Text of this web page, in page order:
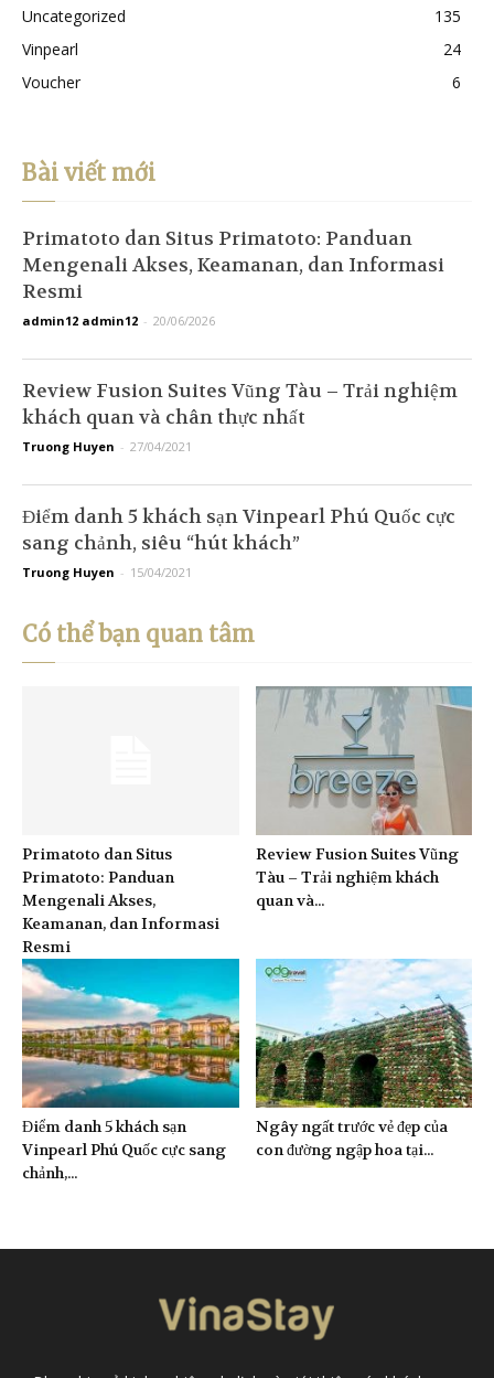
Uncategorized
135
Vinpearl
24
Voucher
6
Bài viết mới
Primatoto dan Situs Primatoto: Panduan
Mengenali Akses, Keamanan, dan Informasi
Resmi
admin12 admin12 - 20/06/2026
Review Fusion Suites Vũng Tàu – Trải nghiệm
khách quan và chân thực nhất
Truong Huyen - 27/04/2021
Điểm danh 5 khách sạn Vinpearl Phú Quốc cực
sang chảnh, siêu “hút khách”
Truong Huyen - 15/04/2021
Có thể bạn quan tâm
Primatoto dan Situs
Primatoto: Panduan
Mengenali Akses,
Keamanan, dan Informasi
Resmi
Review Fusion Suites Vũng
Tàu – Trải nghiệm khách
quan và...
Điểm danh 5 khách sạn
Vinpearl Phú Quốc cực sang
chảnh,...
Ngây ngất trước vẻ đẹp của
con đường ngập hoa tại...